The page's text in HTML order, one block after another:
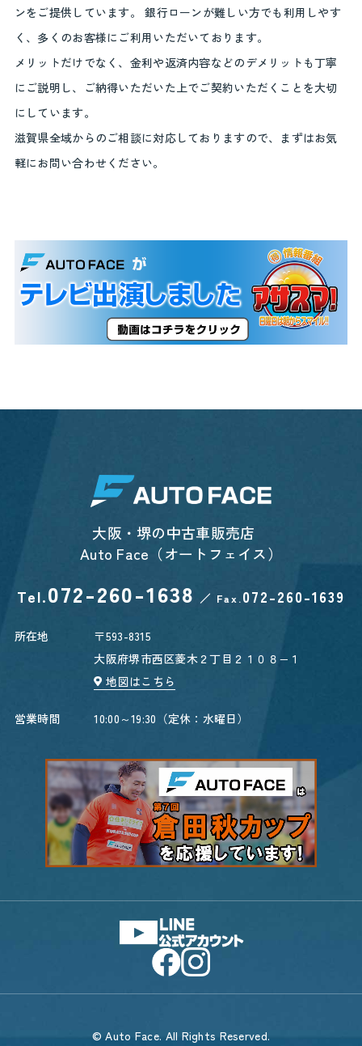
ンをご提供しています。 銀行ローンが難しい方でも利用しやす
く、多くのお客様にご利用いただいております。
メリットだけでなく、金利や返済内容などのデメリットも丁寧
にご説明し、ご納得いただいた上でご契約いただくことを大切
にしています。
滋賀県全域からのご相談に対応しておりますので、まずはお気
軽にお問い合わせください。
大阪・堺の中古車販売店
Auto Face（オートフェイス）
Tel.072-260-1638 ／ Fax.072-260-1639
所在地
〒593-8315
大阪府堺市西区菱木２丁目２１０８−１
地図はこちら
営業時間 10:00～19:30（定休：水曜日）
© Auto Face. All Rights Reserved.